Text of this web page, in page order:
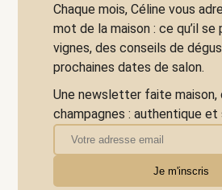
Chaque mois, Céline vous
mot de la maison : ce qu’il se
vignes, des conseils de
prochaines dates de salon.
Une newsletter faite maison,
champagnes : authentique et